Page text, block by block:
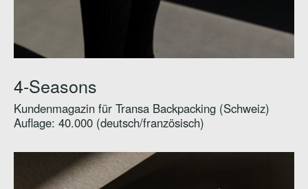
4-Seasons
Kundenmagazin für Transa Backpacking (Schweiz)
Auflage: 40.000 (deutsch/französisch)